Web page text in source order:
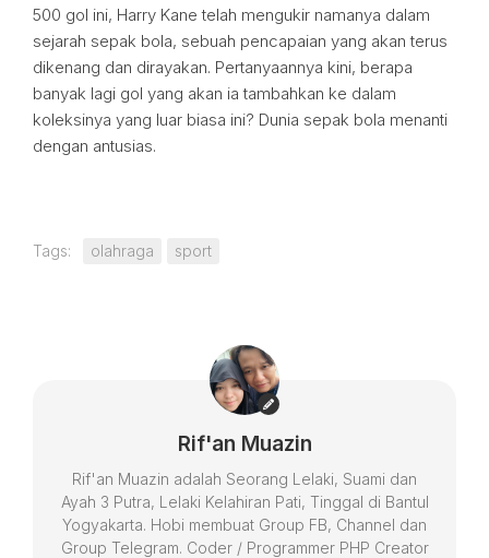
500 gol ini, Harry Kane telah mengukir namanya dalam
sejarah sepak bola, sebuah pencapaian yang akan terus
dikenang dan dirayakan. Pertanyaannya kini, berapa
banyak lagi gol yang akan ia tambahkan ke dalam
koleksinya yang luar biasa ini? Dunia sepak bola menanti
dengan antusias.
Tags: olahraga sport
Rif'an Muazin
Rif'an Muazin adalah Seorang Lelaki, Suami dan
Ayah 3 Putra, Lelaki Kelahiran Pati, Tinggal di Bantul
Yogyakarta. Hobi membuat Group FB, Channel dan
Group Telegram. Coder / Programmer PHP Creator